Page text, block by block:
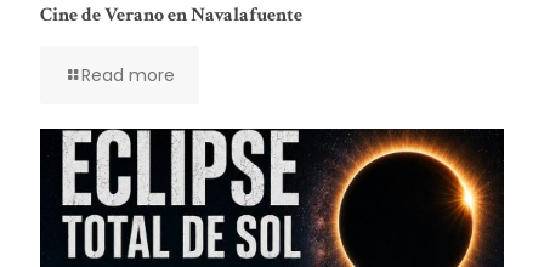
Cine de Verano en Navalafuente
Read more